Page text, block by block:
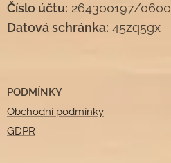
Číslo účtu: 264300197/0600
Datová schránka: 45zq5gx
PODMÍNKY
Obchodní podmínky
GDPR